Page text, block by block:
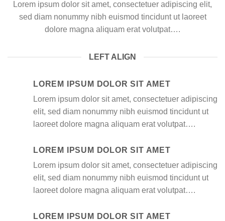
Lorem ipsum dolor sit amet, consectetuer adipiscing elit,
sed diam nonummy nibh euismod tincidunt ut laoreet
dolore magna aliquam erat volutpat….
LEFT ALIGN
LOREM IPSUM DOLOR SIT AMET
Lorem ipsum dolor sit amet, consectetuer adipiscing
elit, sed diam nonummy nibh euismod tincidunt ut
laoreet dolore magna aliquam erat volutpat….
LOREM IPSUM DOLOR SIT AMET
Lorem ipsum dolor sit amet, consectetuer adipiscing
elit, sed diam nonummy nibh euismod tincidunt ut
laoreet dolore magna aliquam erat volutpat….
LOREM IPSUM DOLOR SIT AMET